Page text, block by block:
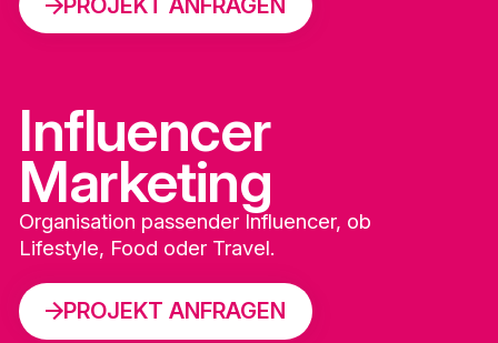
PROJEKT ANFRAGEN
Influencer
Marketing
PROJEKT ANFRAGEN
PROJEKT ANFRAGEN
Organisation passender Influencer, ob
Lifestyle, Food oder Travel.